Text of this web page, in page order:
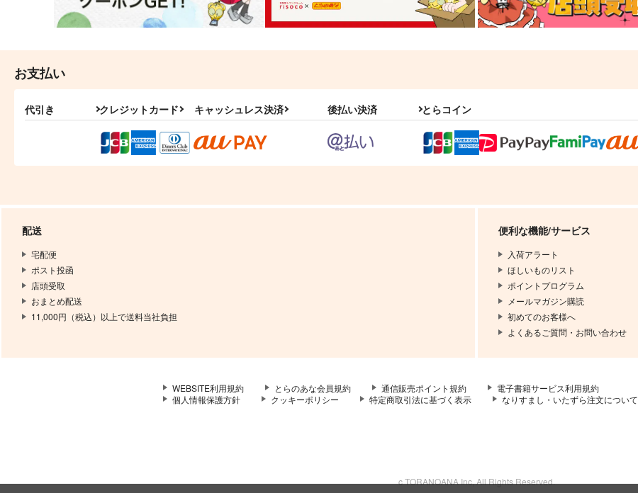
お支払い
代引き クレジットカード キャッシュレス決済 後払い決済 とらコイン
配送
宅配便
ポスト投函
店頭受取
おまとめ配送
11,000円（税込）以上で送料当社負担
便利な機能/サービス
入荷アラート
ほしいものリスト
ポイントプログラム
メールマガジン購読
初めてのお客様へ
よくあるご質問・お問い合わせ
WEBSITE利用規約 とらのあな会員規約 通信販売ポイント規約
電子書籍サービス利用規約
個人情報保護方針
クッキーポリシー 特定商取引法に基づく表示 なりすまし・いたずら注文について
c TORANOANA Inc, All Rights Reserved.